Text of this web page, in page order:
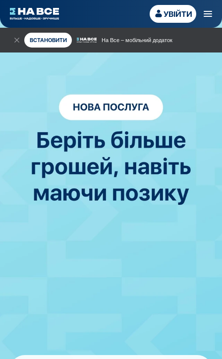
УВІЙТИ
ВСТАНОВИТИ На Все – мобільний додаток